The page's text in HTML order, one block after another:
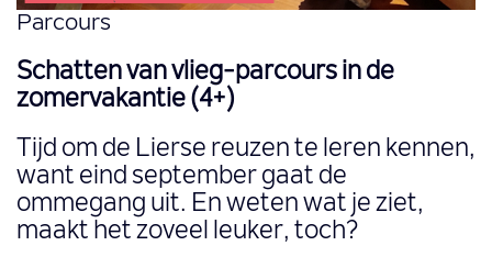
Parcours
Schatten van vlieg-parcours in de
zomervakantie (4+)
Tijd om de Lierse reuzen te leren kennen,
want eind september gaat de
ommegang uit. En weten wat je ziet,
maakt het zoveel leuker, toch?